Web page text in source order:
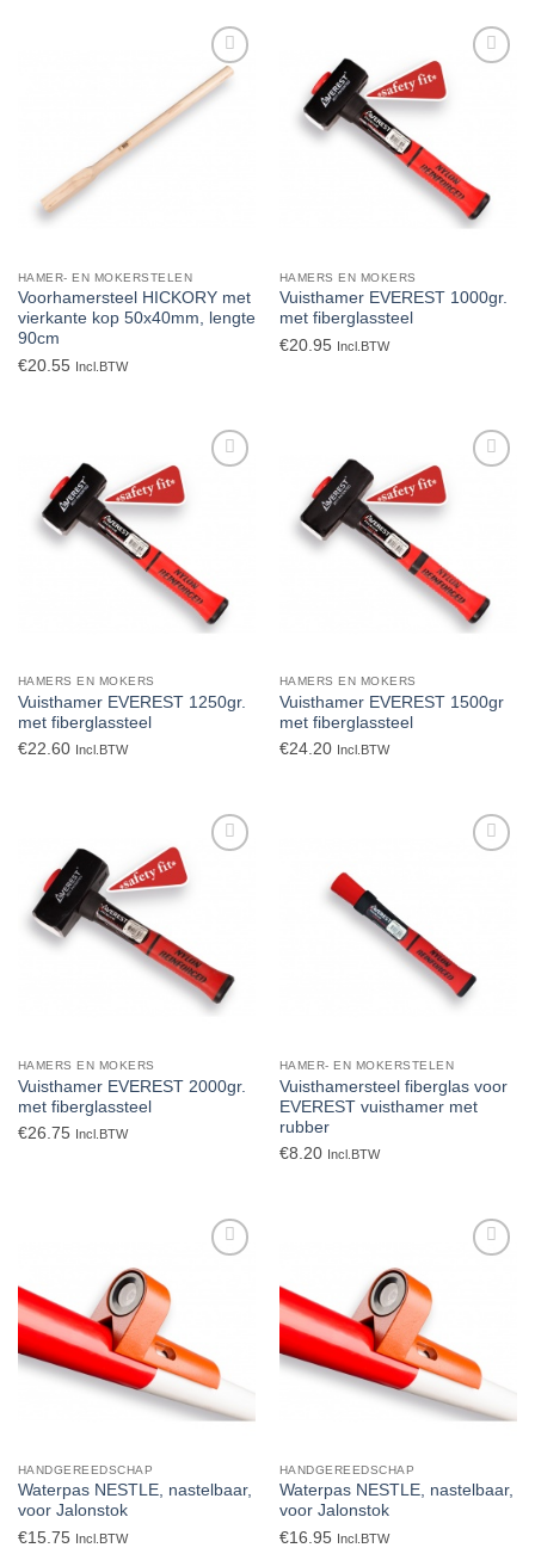
Toevoegen
aan
verlanglijst
HAMER- EN MOKERSTELEN
Voorhamersteel HICKORY met
vierkante kop 50x40mm, lengte
90cm
€20.55 Incl.BTW
Toevoegen
verlanglijst
HAMERS EN MOKERS
Vuisthamer EVEREST 1000gr.
met fiberglassteel
€20.95 Incl.BTW
Toevoegen
verlanglijst
HAMERS EN MOKERS
Vuisthamer EVEREST 1250gr.
met fiberglassteel
€22.60 Incl.BTW
Toevoegen
verlanglijst
HAMERS EN MOKERS
Vuisthamer EVEREST 1500gr
met fiberglassteel
€24.20 Incl.BTW
Toevoegen
verlanglijst
HAMERS EN MOKERS
Vuisthamer EVEREST 2000gr.
met fiberglassteel
€26.75 Incl.BTW
HAMER- EN MOKERSTELEN
Vuisthamersteel fiberglas voor
EVEREST vuisthamer met
rubber
€8.20 Incl.BTW
HANDGEREEDSCHAP
Waterpas NESTLE, nastelbaar,
voor Jalonstok
€15.75 Incl.BTW
HANDGEREEDSCHAP
Waterpas NESTLE, nastelbaar,
voor Jalonstok
€16.95 Incl.BTW